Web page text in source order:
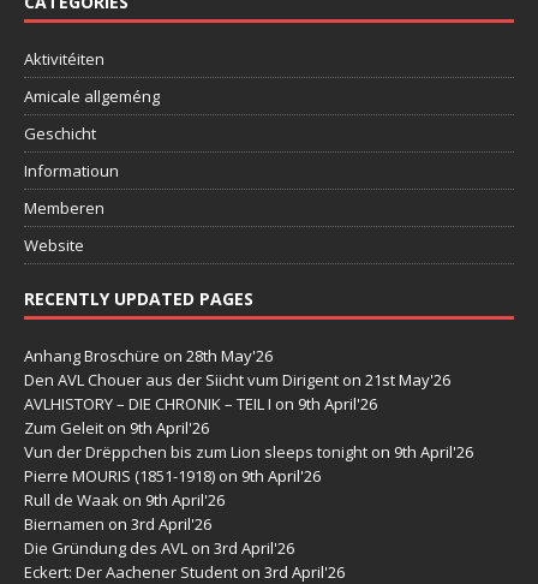
Aktivitéiten
Amicale allgeméng
Geschicht
Informatioun
Memberen
Website
RECENTLY UPDATED PAGES
Anhang Broschüre on 28th May'26
Den AVL Chouer aus der Siicht vum Dirigent on 21st May'26
AVLHISTORY – DIE CHRONIK – TEIL I on 9th April'26
Zum Geleit on 9th April'26
Vun der Drëppchen bis zum Lion sleeps tonight on 9th April'26
Pierre MOURIS (1851-1918) on 9th April'26
Rull de Waak on 9th April'26
Biernamen on 3rd April'26
Die Gründung des AVL on 3rd April'26
Eckert: Der Aachener Student on 3rd April'26